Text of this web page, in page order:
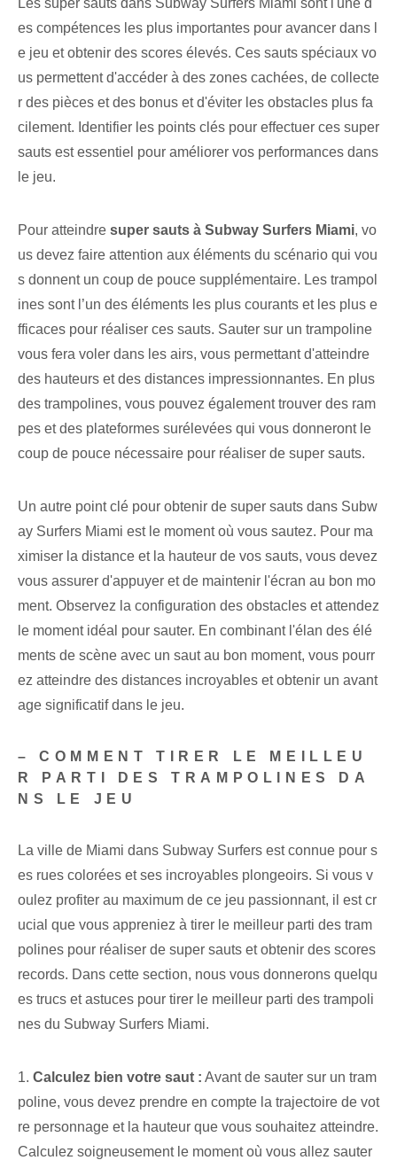
Les super sauts dans Subway Surfers Miami sont l'une d
es compétences les plus importantes pour avancer dans l
e jeu et obtenir des scores élevés. Ces sauts spéciaux vo
us permettent d'accéder à des zones cachées, de collecte
r des pièces et des bonus et d'éviter les obstacles plus fa
cilement. Identifier les points clés pour effectuer ces super
sauts est essentiel pour améliorer vos performances dans
le jeu.
Pour atteindre super sauts à Subway Surfers Miami, vo
us devez faire attention aux éléments du scénario qui vou
s donnent un coup de pouce supplémentaire. Les trampol
ines sont l’un des éléments les plus courants et les plus e
fficaces pour réaliser ces sauts. Sauter sur un trampoline
vous fera voler dans les airs, vous permettant d'atteindre
des hauteurs et des distances impressionnantes. En plus
des trampolines, vous pouvez également trouver des ram
pes et des plateformes surélevées qui vous donneront le
coup de pouce nécessaire pour réaliser de super sauts.
Un autre point clé⁤ pour obtenir de super sauts dans Subw
ay Surfers Miami est le moment où vous sautez. Pour ma
ximiser la distance⁢ et‍ la hauteur de vos sauts, vous devez
vous assurer d'appuyer et de maintenir l'écran au bon mo
ment. Observez la configuration des obstacles⁢ et attendez
⁤le moment idéal pour sauter. En combinant l'élan des élé
ments de scène avec un saut au bon moment, vous pourr
ez atteindre des distances incroyables et obtenir un avant
age significatif dans le jeu.
– COMMENT TIRER LE MEILLEU
R PARTI DES TRAMPOLINES DA
NS LE JEU
La ville de Miami dans Subway Surfers est connue pour s
es rues colorées et ses incroyables plongeoirs. Si vous v
oulez profiter au maximum de ce jeu passionnant, il est cr
ucial que vous appreniez à tirer le meilleur parti des tram
polines pour réaliser de super sauts et obtenir des scores
records. Dans cette section, nous vous donnerons quelqu
es trucs et astuces pour tirer le meilleur parti des trampoli
nes du Subway Surfers Miami.
1. Calculez bien votre saut : Avant de sauter sur un tram
poline, vous devez prendre en compte la trajectoire de vot
re personnage et la hauteur que vous souhaitez atteindre.
Calculez soigneusement le moment où vous allez sauter